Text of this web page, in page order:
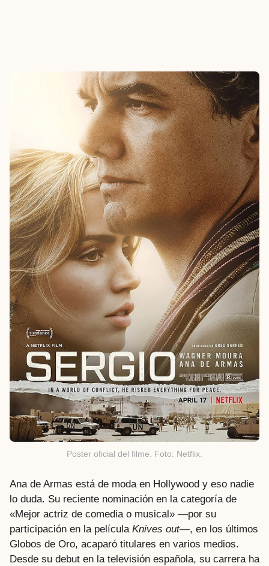
Poster oficial del filme. Foto: Netflix.
Ana de Armas está de moda en Hollywood y eso nadie
lo duda. Su reciente nominación en la categoría de
«Mejor actriz de comedia o musical» —por su
participación en la película Knives out—, en los últimos
Globos de Oro, acaparó titulares en varios medios.
Desde su debut en la televisión española, su carrera ha